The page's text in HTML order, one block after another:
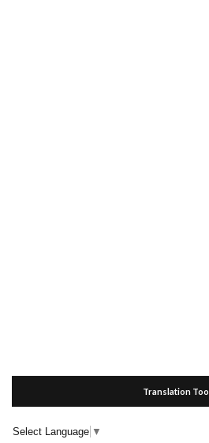
Translation Tool
Select Language ▼